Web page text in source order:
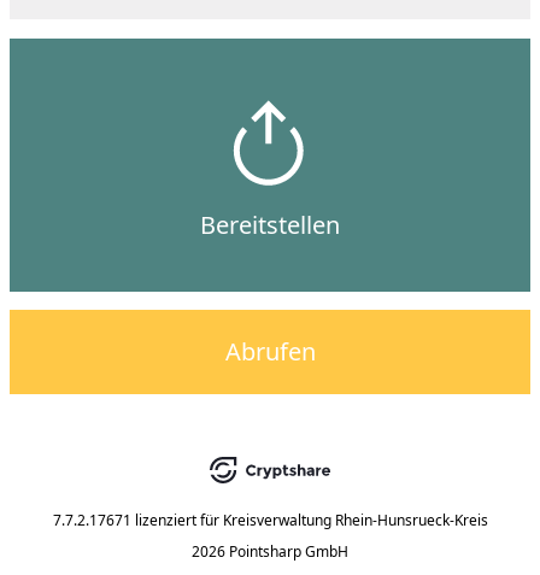
Bereitstellen
Abrufen
7.7.2.17671 lizenziert für Kreisverwaltung Rhein-Hunsrueck-Kreis
2026 Pointsharp GmbH